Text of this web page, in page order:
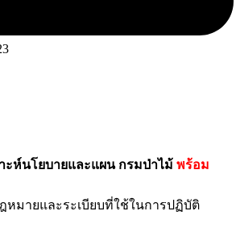
ะห์นโยบายและแผน กรมป่าไม้ พร้อม
หมายและระเบียบที่ใช้ในการปฏิบัติ